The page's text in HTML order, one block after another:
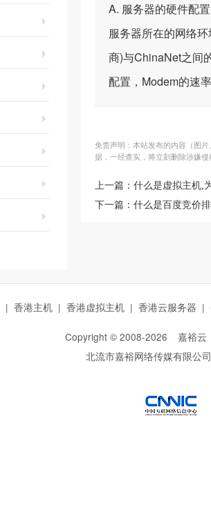
A. 服务器的硬件配
服务器所在的网络
商)与ChinaNet之间
配置，Modem的速
免责声明：本站发布的内容（图
据，一经查实，将立刻删除涉嫌
上一篇： 什么是虚拟主机,
下一篇： 什么是百度竞价
| 香港主机 | 香港虚拟主机 | 香港云服务器 |
Copyright © 2008-2026 嘉裕云
北流市嘉裕网络传媒有限公司